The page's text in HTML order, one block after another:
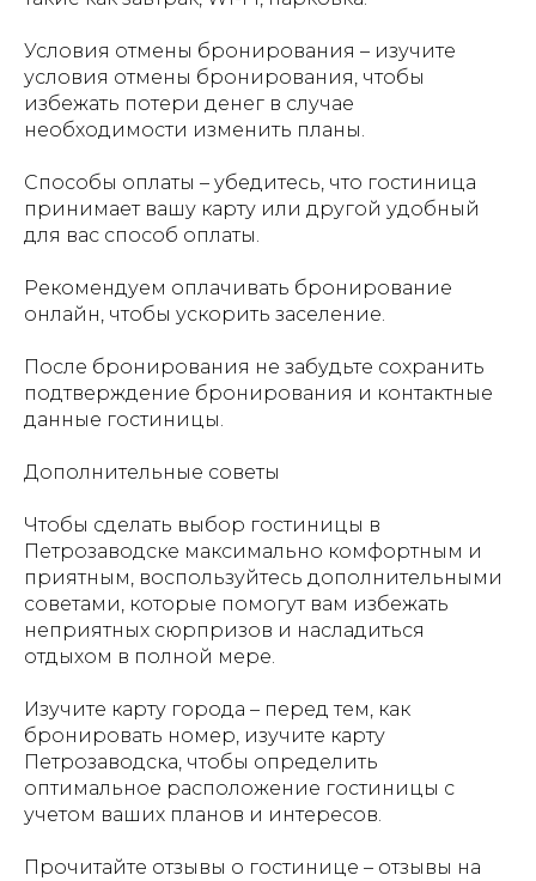
Условия отмены бронирования – изучите
условия отмены бронирования, чтобы
избежать потери денег в случае
необходимости изменить планы.
Способы оплаты – убедитесь, что гостиница
принимает вашу карту или другой удобный
для вас способ оплаты.
Рекомендуем оплачивать бронирование
онлайн, чтобы ускорить заселение.
После бронирования не забудьте сохранить
подтверждение бронирования и контактные
данные гостиницы.
Дополнительные советы
Чтобы сделать выбор гостиницы в
Петрозаводске максимально комфортным и
приятным, воспользуйтесь дополнительными
советами, которые помогут вам избежать
неприятных сюрпризов и насладиться
отдыхом в полной мере.
Изучите карту города – перед тем, как
бронировать номер, изучите карту
Петрозаводска, чтобы определить
оптимальное расположение гостиницы с
учетом ваших планов и интересов.
Прочитайте отзывы о гостинице – отзывы на